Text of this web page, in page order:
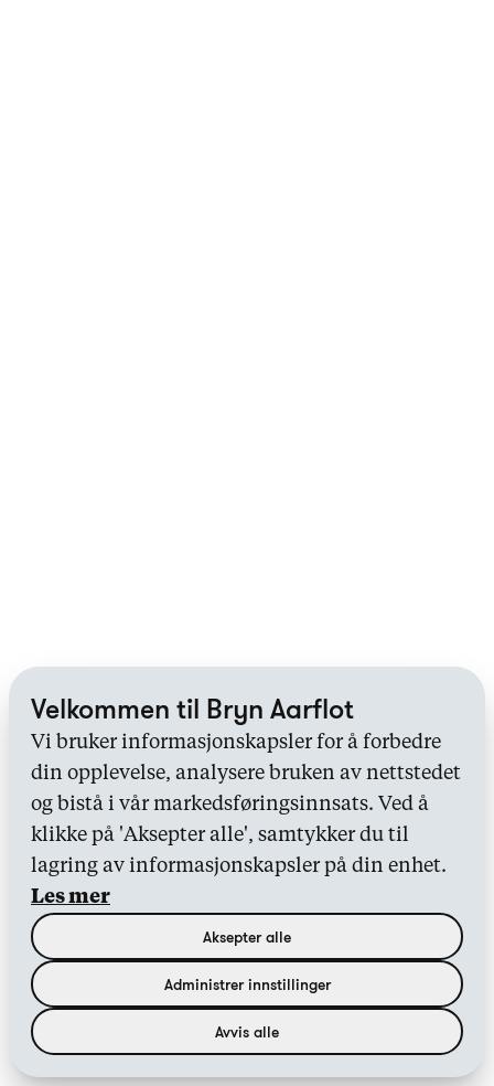
Velkommen til Bryn Aarflot
Vi bruker informasjonskapsler for å forbedre
din opplevelse, analysere bruken av nettstedet
og bistå i vår markedsføringsinnsats. Ved å
klikke på 'Aksepter alle', samtykker du til
lagring av informasjonskapsler på din enhet.
Les mer
Aksepter alle
Administrer innstillinger
Avvis alle